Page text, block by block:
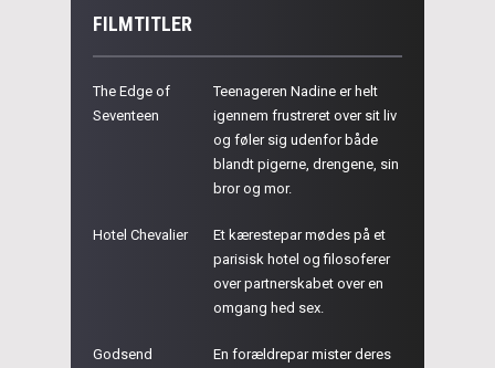
FILMTITLER
The Edge of
Seventeen
Teenageren Nadine er helt
igennem frustreret over sit liv
og føler sig udenfor både
blandt pigerne, drengene, sin
bror og mor.
Hotel Chevalier
Et kærestepar mødes på et
parisisk hotel og filosoferer
over partnerskabet over en
omgang hed sex.
Godsend
En forældrepar mister deres